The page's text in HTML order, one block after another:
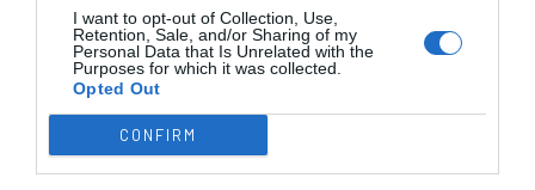
I want to opt-out of Collection, Use,
Retention, Sale, and/or Sharing of my
Personal Data that Is Unrelated with the
Purposes for which it was collected.
Opted Out
CONFIRM
SUB-23 SUB-19